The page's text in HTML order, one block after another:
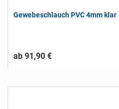
Gewebeschlauch PVC 4mm klar
ab 91,90 €